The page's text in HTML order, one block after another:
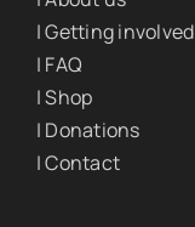
| Getting involved
| FAQ
| Shop
| Donations
| Contact